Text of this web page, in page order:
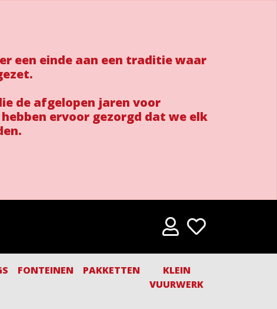
een einde aan een traditie waar
de afgelopen jaren voor
ervoor gezorgd dat we elk
FONTEINEN PAKKETTEN
KLEIN
VUURWERK